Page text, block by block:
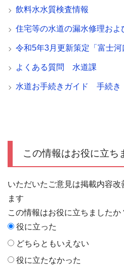
飲料水水質検査情報
住宅等の水道の漏水修理お
令和5年3月更新策定「富士河
よくある質問 水道課
水道お手続きガイド 手続き
この情報はお役に立ち
いただいたご意見は掲載内容改
ます
この情報はお役に立ちましたか
役に立った
どちらともいえない
役に立たなかった